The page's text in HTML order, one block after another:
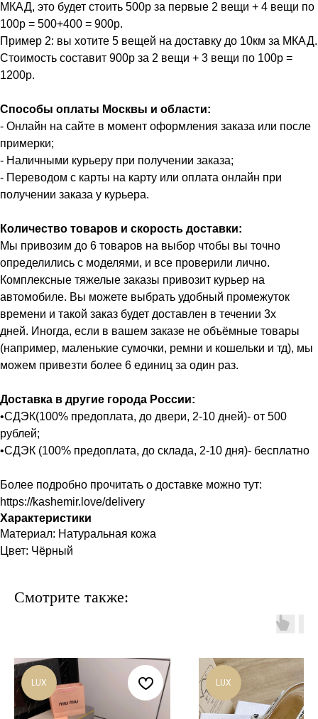
МКАД, это будет стоить 500р за первые 2 вещи + 4 вещи по
100р = 500+400 = 900р.
Пример 2: вы хотите 5 вещей на доставку до 10км за МКАД.
Стоимость составит 900р за 2 вещи + 3 вещи по 100р =
1200р.
Способы оплаты Москвы и области:
- Онлайн на сайте в момент оформления заказа или после
примерки;
- Наличными курьеру при получении заказа;
- Переводом с карты на карту или оплата онлайн при
получении заказа у курьера.
Количество товаров и скорость доставки:
Мы привозим до 6 товаров на выбор чтобы вы точно
определились с моделями, и все проверили лично.
Комплексные тяжелые заказы привозит курьер на
автомобиле. Вы можете выбрать удобный промежуток
времени и такой заказ будет доставлен в течении 3х
дней. Иногда, если в вашем заказе не объёмные товары
(например, маленькие сумочки, ремни и кошельки и тд), мы
можем привезти более 6 единиц за один раз.
Доставка в другие города России:
•СДЭК(100% предоплата, до двери, 2-10 дней)- от 500
рублей;
•СДЭК (100% предоплата, до склада, 2-10 дня)- бесплатно
Более подробно прочитать о доставке можно тут:
https://kashemir.love/delivery
Характеристики
Материал: Натуральная кожа
Цвет: Чёрный
Смотрите также:
LUX LUX